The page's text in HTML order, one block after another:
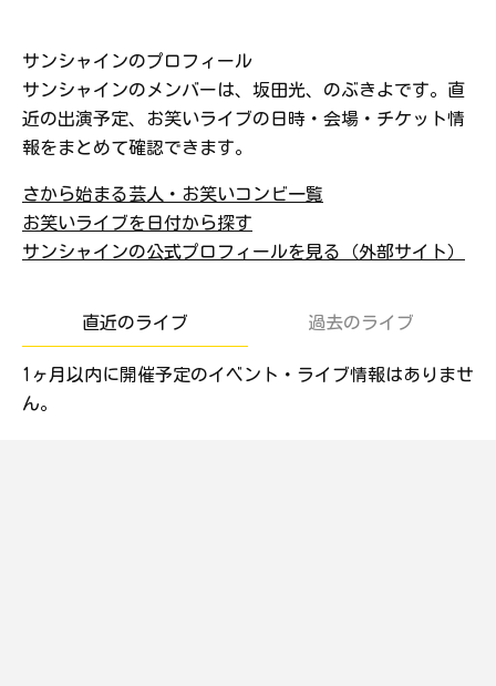
サンシャインのプロフィール
サンシャインのメンバーは、坂田光、のぶきよです。直
近の出演予定、お笑いライブの日時・会場・チケット情
報をまとめて確認できます。
さから始まる芸人・お笑いコンビ一覧
お笑いライブを日付から探す
サンシャインの公式プロフィールを見る（外部サイト）
直近のライブ 過去のライブ
1ヶ月以内に開催予定のイベント・ライブ情報はありませ
ん。